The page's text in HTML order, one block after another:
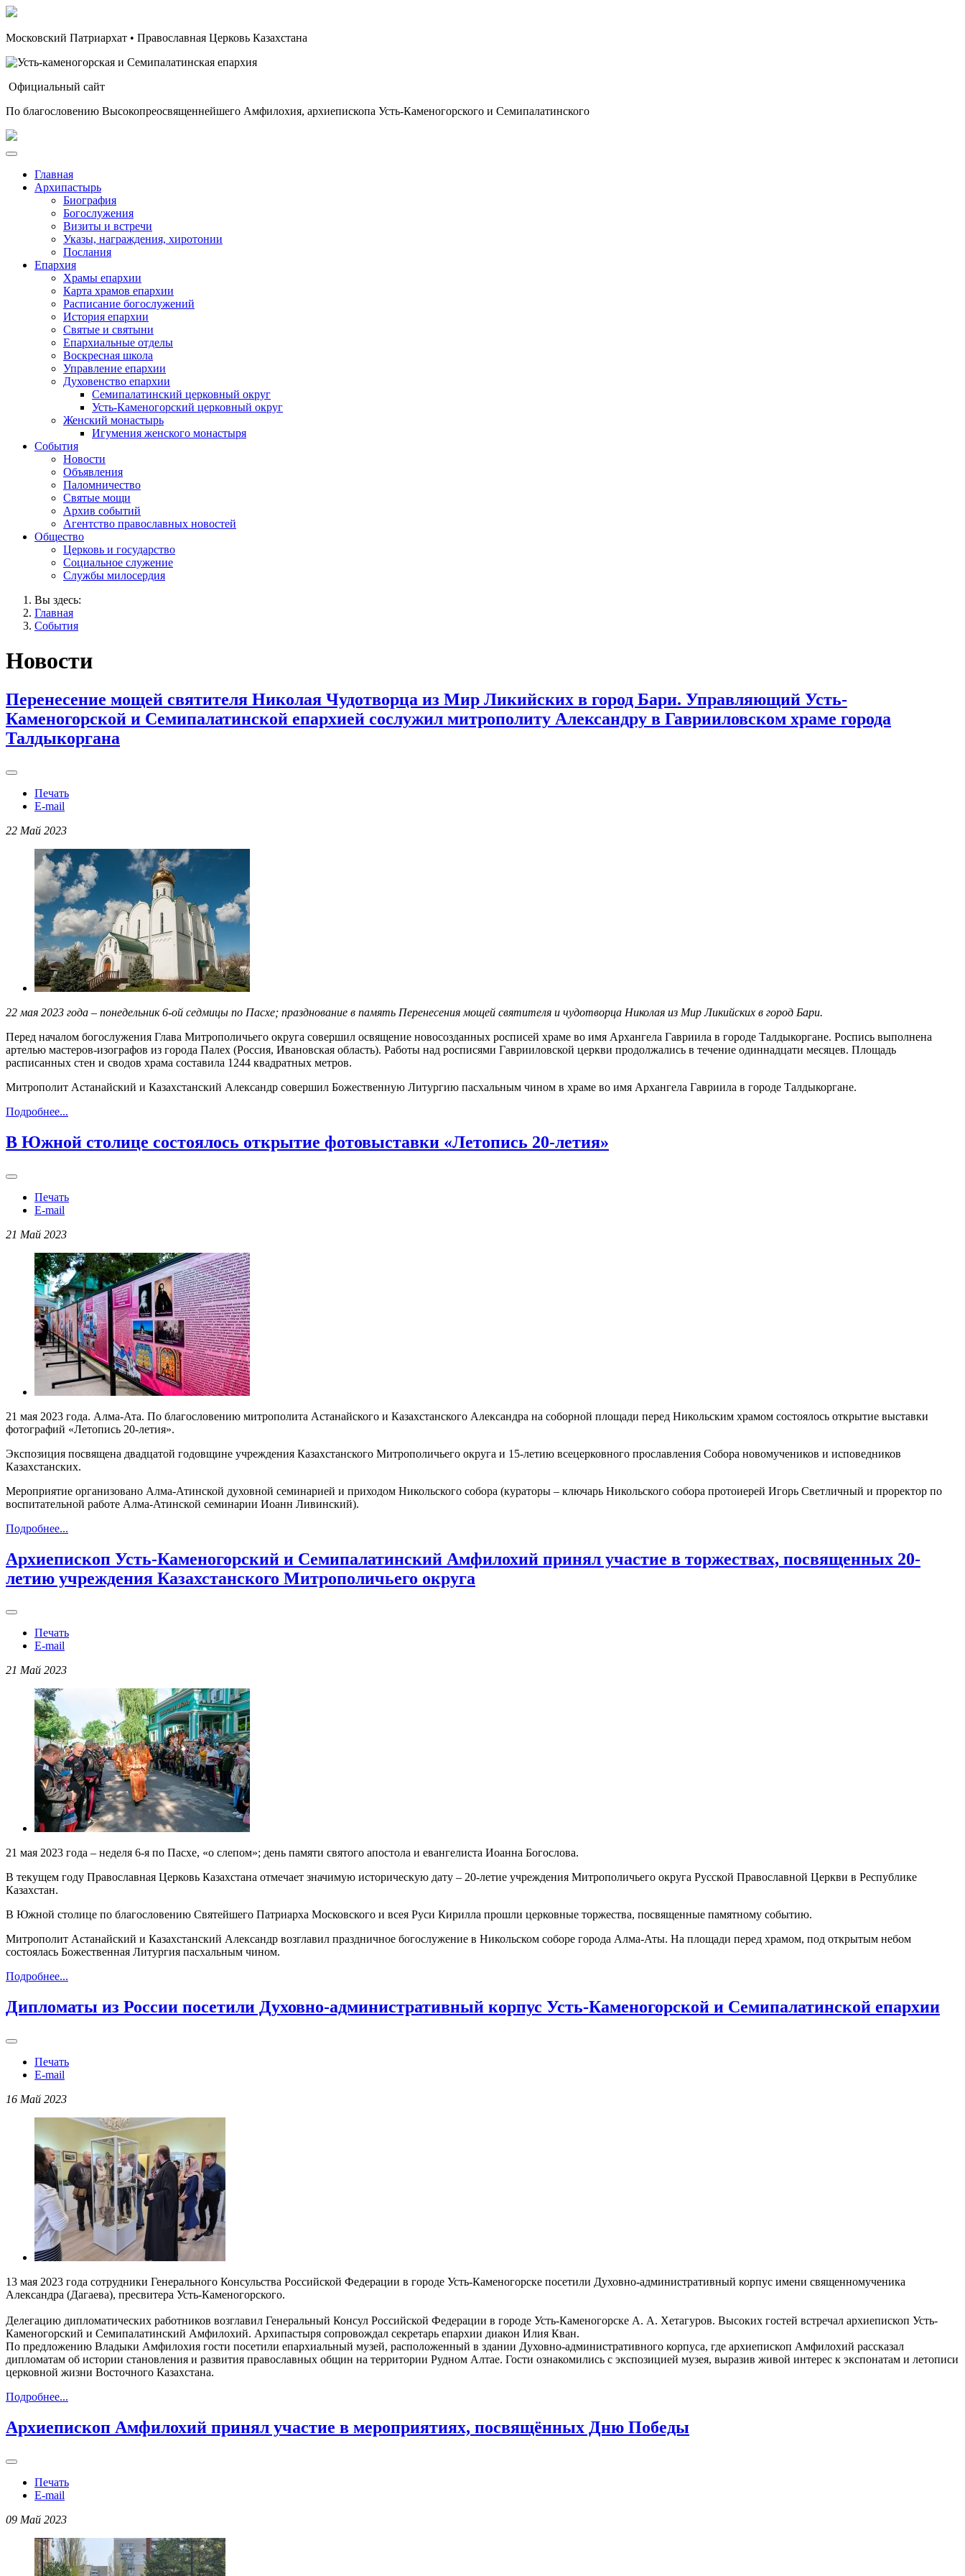
Московский Патриархат • Православная Церковь Казахстана
Официальный сайт
По благословению Высокопреосвященнейшего Амфилохия, архиепископа Усть-Каменогорского и Семипалатинского
Главная
Архипастырь
Биография
Богослужения
Визиты и встречи
Указы, награждения, хиротонии
Послания
Епархия
Храмы епархии
Карта храмов епархии
Расписание богослужений
История епархии
Святые и святыни
Епархиальные отделы
Воскресная школа
Управление епархии
Духовенство епархии
Семипалатинский церковный округ
Усть-Каменогорский церковный округ
Женский монастырь
Игумения женского монастыря
События
Новости
Объявления
Паломничество
Святые мощи
Архив событий
Агентство православных новостей
Общество
Церковь и государство
Социальное служение
Службы милосердия
Вы здесь:
Главная
События
Новости
Перенесение мощей святителя Николая Чудотворца из Мир Ликийских в город Бари. Управляющий Усть-
Каменогорской и Семипалатинской епархией сослужил митрополиту Александру в Гаврииловском храме города
Талдыкоргана
Печать
E-mail
22 Май 2023
22 мая 2023 года – понедельник 6-ой седмицы по Пасхе; празднование в память Перенесения мощей святителя и чудотворца Николая из Мир Ликийских в город Бари.
Перед началом богослужения Глава Митрополичьего округа совершил освящение новосозданных росписей храме во имя Архангела Гавриила в городе Талдыкоргане. Роспись выполнена
артелью мастеров-изографов из города Палех (Россия, Ивановская область). Работы над росписями Гаврииловской церкви продолжались в течение одиннадцати месяцев. Площадь
расписанных стен и сводов храма составила 1244 квадратных метров.
Митрополит Астанайский и Казахстанский Александр совершил Божественную Литургию пасхальным чином в храме во имя Архангела Гавриила в городе Талдыкоргане.
Подробнее...
В Южной столице состоялось открытие фотовыставки «Летопись 20-летия»
Печать
E-mail
21 Май 2023
21 мая 2023 года. Алма-Ата. По благословению митрополита Астанайского и Казахстанского Александра на соборной площади перед Никольским храмом состоялось открытие выставки
фотографий «Летопись 20-летия».
Экспозиция посвящена двадцатой годовщине учреждения Казахстанского Митрополичьего округа и 15-летию всецерковного прославления Собора новомучеников и исповедников
Казахстанских.
Мероприятие организовано Алма-Атинской духовной семинарией и приходом Никольского собора (кураторы – ключарь Никольского собора протоиерей Игорь Светличный и проректор по
воспитательной работе Алма-Атинской семинарии Иоанн Ливинский).
Подробнее...
Архиепископ Усть-Каменогорский и Семипалатинский Амфилохий принял участие в торжествах, посвященных 20-
летию учреждения Казахстанского Митрополичьего округа
Печать
E-mail
21 Май 2023
21 мая 2023 года – неделя 6-я по Пасхе, «о слепом»; день памяти святого апостола и евангелиста Иоанна Богослова.
В текущем году Православная Церковь Казахстана отмечает значимую историческую дату – 20-летие учреждения Митрополичьего округа Русской Православной Церкви в Республике
Казахстан.
В Южной столице по благословению Святейшего Патриарха Московского и всея Руси Кирилла прошли церковные торжества, посвященные памятному событию.
Митрополит Астанайский и Казахстанский Александр возглавил праздничное богослужение в Никольском соборе города Алма-Аты. На площади перед храмом, под открытым небом
состоялась Божественная Литургия пасхальным чином.
Подробнее...
Дипломаты из России посетили Духовно-административный корпус Усть-Каменогорской и Семипалатинской епархии
Печать
E-mail
16 Май 2023
13 мая 2023 года сотрудники Генерального Консульства Российской Федерации в городе Усть-Каменогорске посетили Духовно-административный корпус имени священномученика
Александра (Дагаева), пресвитера Усть-Каменогорского.
Делегацию дипломатических работников возглавил Генеральный Консул Российской Федерации в городе Усть-Каменогорске А. А. Хетагуров. Высоких гостей встречал архиепископ Усть-
Каменогорский и Семипалатинский Амфилохий. Архипастыря сопровождал секретарь епархии диакон Илия Кван.
По предложению Владыки Амфилохия гости посетили епархиальный музей, расположенный в здании Духовно-административного корпуса, где архиепископ Амфилохий рассказал
дипломатам об истории становления и развития православных общин на территории Рудном Алтае. Гости ознакомились с экспозицией музея, выразив живой интерес к экспонатам и летописи
церковной жизни Восточного Казахстана.
Подробнее...
Архиепископ Амфилохий принял участие в мероприятиях, посвящённых Дню Победы
Печать
E-mail
09 Май 2023